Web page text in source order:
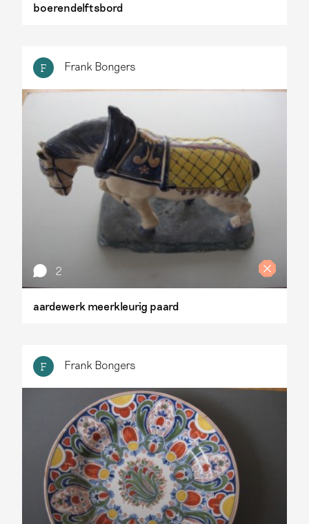
boerendelftsbord
F Frank Bongers
2
aardewerk meerkleurig paard
F Frank Bongers